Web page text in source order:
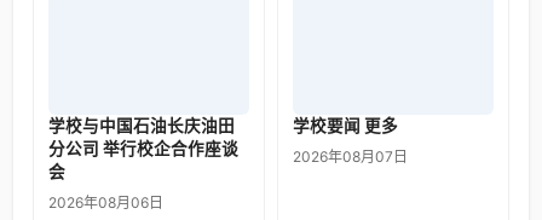
学校与中国石油长庆油田
分公司 举行校企合作座谈
会
2026年08月06日
学校要闻 更多
2026年08月07日